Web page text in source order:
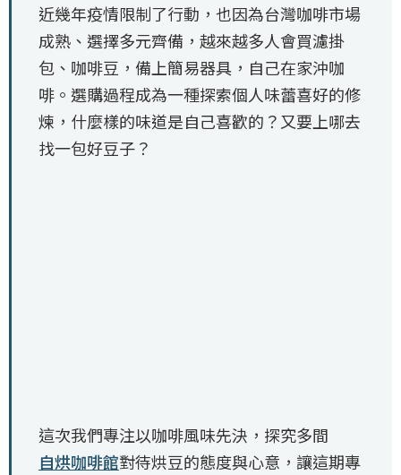
近幾年疫情限制了行動，也因為台灣咖啡市場
成熟、選擇多元齊備，越來越多人會買濾掛
包、咖啡豆，備上簡易器具，自己在家沖咖
啡。選購過程成為一種探索個人味蕾喜好的修
煉，什麼樣的味道是自己喜歡的？又要上哪去
找一包好豆子？
這次我們專注以咖啡風味先決，探究多間
自烘咖啡館對待烘豆的態度與心意，讓這期專